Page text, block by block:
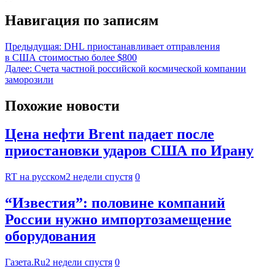
Навигация по записям
Предыдущая: DHL приостанавливает отправления
в США стоимостью более $800
Далее: Счета частной российской космической компании
заморозили
Похожие новости
Цена нефти Brent падает после
приостановки ударов США по Ирану
RT на русском2 недели спустя 0
“Известия”: половине компаний
России нужно импортозамещение
оборудования
Газета.Ru2 недели спустя 0